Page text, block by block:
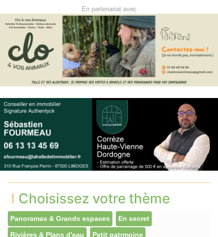
En partenariat avec
Choisissez votre thème
Panoramas & Grands espaces En secret
Rivières & Plans d'eau Petit patrmoine